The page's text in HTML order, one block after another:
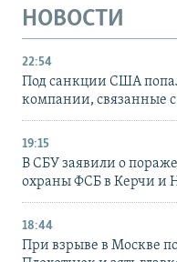
НОВОСТИ
22:54
Под санкции США
компании, связанные
19:15
В СБУ заявили о
охраны ФСБ в Керчи и
18:44
При взрыве в Москве